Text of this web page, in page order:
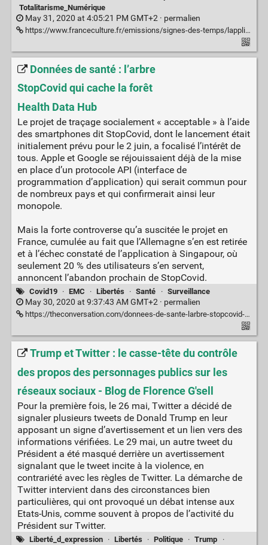
Totalitarisme_Numérique
May 31, 2020 at 4:05:21 PM GMT+2 · permalien
https://www.franceculture.fr/emissions/signes-des-temps/lapplication-stop-covid-et-la-mise-en-algorithmes-de-nos-corps
Données de santé : l’arbre
StopCovid qui cache la forêt
Health Data Hub
Le projet de traçage socialement « acceptable » à l’aide
des smartphones dit StopCovid, dont le lancement était
initialement prévu pour le 2 juin, a focalisé l’intérêt de
tous. Apple et Google se réjouissaient déjà de la mise
en place d’un protocole API (interface de
programmation d’application) qui serait commun pour
de nombreux pays et qui confirmerait ainsi leur
monopole.
Mais la forte controverse qu’a suscitée le projet en
France, cumulée au fait que l’Allemagne s’en est retirée
et à l’échec constaté de l’application à Singapour, où
seulement 20 % des utilisateurs s’en servent,
annoncent l’abandon prochain de StopCovid.
Covid19 · EMC · Libertés · Santé · Surveillance
May 30, 2020 at 9:37:43 AM GMT+2 · permalien
https://theconversation.com/donnees-de-sante-larbre-stopcovid-qui-cache-la-foret-health-data-hub-138852#Echobox=1590672775
Trump et Twitter : le casse-tête du contrôle
des propos des personnages publics sur les
réseaux sociaux - Blog de Florence G'sell
Pour la première fois, le 26 mai, Twitter a décidé de
signaler plusieurs tweets de Donald Trump en leur
apposant un signe d’avertissement et un lien vers des
informations vérifiées. Le 29 mai, un autre tweet du
Président a été masqué derrière un avertissement
signalant que le tweet incite à la violence, en
contrariété avec les règles de Twitter. La démarche de
Twitter intervient dans des circonstances bien
particulières, qui ont provoqué un débat intense aux
Etats-Unis, comme souvent à propos de l’activité du
Président sur Twitter.
Liberté_d_expression · Libertés · Politique · Trump
·